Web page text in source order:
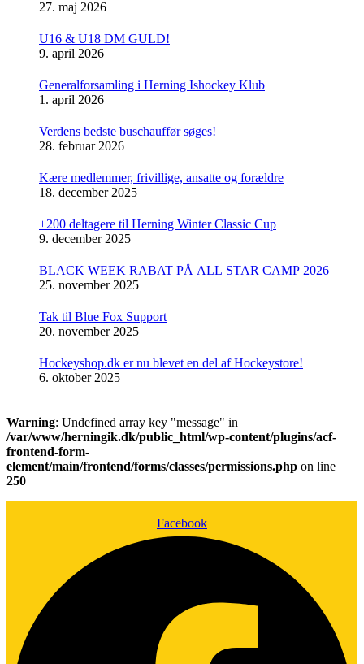
27. maj 2026
U16 & U18 DM GULD!
9. april 2026
Generalforsamling i Herning Ishockey Klub
1. april 2026
Verdens bedste buschauffør søges!
28. februar 2026
Kære medlemmer, frivillige, ansatte og forældre
18. december 2025
+200 deltagere til Herning Winter Classic Cup
9. december 2025
BLACK WEEK RABAT PÅ ALL STAR CAMP 2026
25. november 2025
Tak til Blue Fox Support
20. november 2025
Hockeyshop.dk er nu blevet en del af Hockeystore!
6. oktober 2025
Warning: Undefined array key "message" in
/var/www/herningik.dk/public_html/wp-content/plugins/acf-
frontend-form-
element/main/frontend/forms/classes/permissions.php on line
250
Facebook